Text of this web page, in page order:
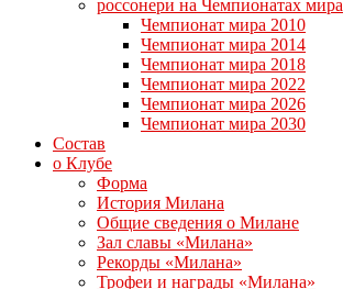
россонери на Чемпионатах мира
Чемпионат мира 2010
Чемпионат мира 2014
Чемпионат мира 2018
Чемпионат мира 2022
Чемпионат мира 2026
Чемпионат мира 2030
Состав
о Клубе
Форма
История Милана
Общие сведения о Милане
Зал славы «Милана»
Рекорды «Милана»
Трофеи и награды «Милана»